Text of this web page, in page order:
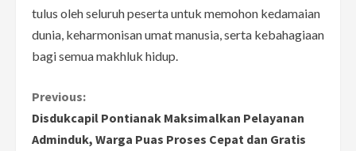
tulus oleh seluruh peserta untuk memohon kedamaian
dunia, keharmonisan umat manusia, serta kebahagiaan
bagi semua makhluk hidup.
C
o
Previous:
Disdukcapil Pontianak Maksimalkan Pelayanan
Adminduk, Warga Puas Proses Cepat dan Gratis